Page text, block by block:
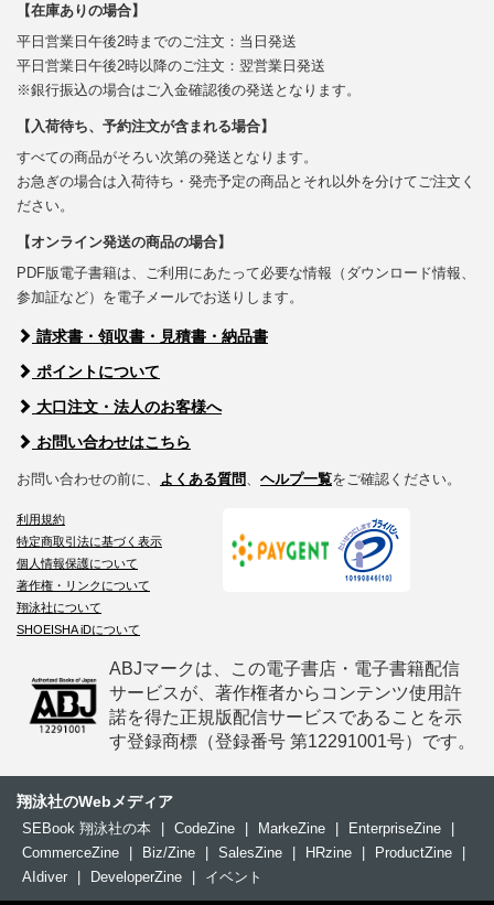
【在庫ありの場合】
平日営業日午後2時までのご注文：当日発送
平日営業日午後2時以降のご注文：翌営業日発送
※銀行振込の場合はご入金確認後の発送となります。
【入荷待ち、予約注文が含まれる場合】
すべての商品がそろい次第の発送となります。
お急ぎの場合は入荷待ち・発売予定の商品とそれ以外を分けてご注文く
ださい。
【オンライン発送の商品の場合】
PDF版電子書籍は、ご利用にあたって必要な情報（ダウンロード情報、
参加証など）を電子メールでお送りします。
請求書・領収書・見積書・納品書
ポイントについて
大口注文・法人のお客様へ
お問い合わせはこちら
お問い合わせの前に、 よくある質問 ヘルプ一覧をご確認ください。
利用規約
特定商取引法に基づく表示
個人情報保護について
著作権・リンクについて
翔泳社について
SHOEISHA iDについて
ABJマークは、この電子書店・電子書籍配信
サービスが、著作権者からコンテンツ使用許
諾を得た正規版配信サービスであることを示
す登録商標（登録番号 第12291001号）です。
翔泳社のWebメディア
SEBook 翔泳社の本 | CodeZine | MarkeZine | EnterpriseZine
|
CommerceZine
| Biz/Zine | SalesZine | HRzine | ProductZine
|
AIdiver
| DeveloperZine | イベント